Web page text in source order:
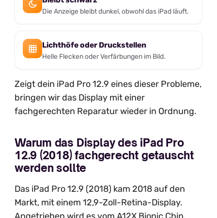
Die Anzeige bleibt dunkel, obwohl das iPad läuft.
Lichthöfe oder Druckstellen
Helle Flecken oder Verfärbungen im Bild.
Zeigt dein iPad Pro 12.9 eines dieser Probleme,
bringen wir das Display mit einer
fachgerechten Reparatur wieder in Ordnung.
Warum das Display des iPad Pro
12.9 (2018) fachgerecht getauscht
werden sollte
Das iPad Pro 12.9 (2018) kam 2018 auf den
Markt, mit einem 12,9-Zoll-Retina-Display.